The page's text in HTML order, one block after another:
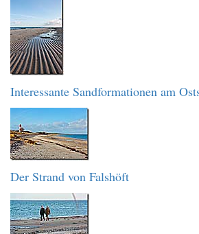
Interessante Sandformationen am
Der Strand von Falshöft